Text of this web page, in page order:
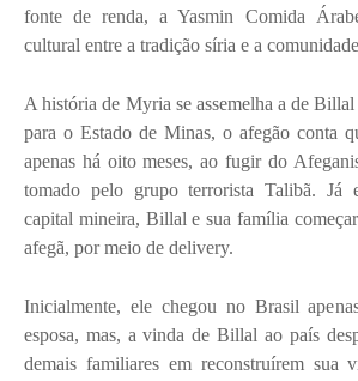
fonte de renda, a Yasmin Comida
cultural entre a tradição síria e a
A história de Myria se assemelha a de
para o Estado de Minas, o afegão conta
apenas há oito meses, ao fugir do
tomado pelo grupo terrorista Talibã. Já
capital mineira, Billal e sua família
afegã, por meio de delivery.
Inicialmente, ele chegou no Brasil
esposa, mas, a vinda de Billal ao país
demais familiares em reconstruírem sua